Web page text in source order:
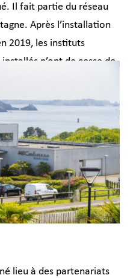
Il fait partie du réseau
Après l’installation
2019, les instituts
n’ont de cesse de
spécialité est toujours
compétence.
lieu à des partenariats